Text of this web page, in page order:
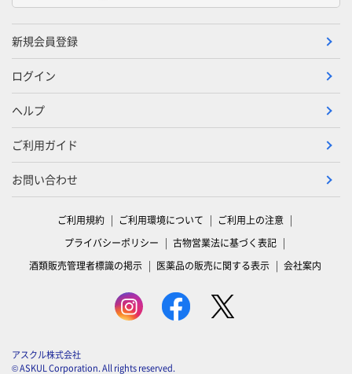
新規会員登録
ログイン
ヘルプ
ご利用ガイド
お問い合わせ
ご利用規約 ご利用環境について
ご利用上の注意
プライバシーポリシー
古物営業法に基づく表記
酒類販売管理者標識の掲示
医薬品の販売に関する表示 会社案内
アスクル株式会社
© ASKUL Corporation. All rights reserved.